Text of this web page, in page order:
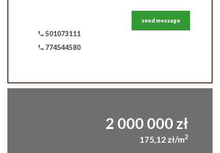
501073111
774544580
send message
2 000 000 zł
175,12 zł/m2